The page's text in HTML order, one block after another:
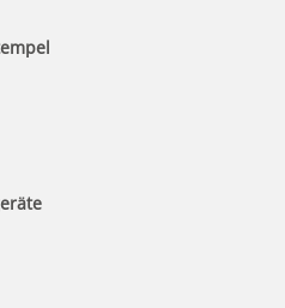
71 Taucherstempel